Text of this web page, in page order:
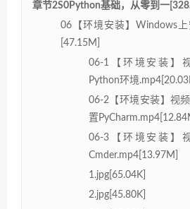
章节2S0Python基础，从零到一
06【环境安装】Windows
[47.15M]
06-1【环境安装】
Python环境
06-2【环境安装】视
置
06-3【环境安装】
Cmder.mp4[13.97M]
1.jpg[65.04K]
2.jpg[45.80K]